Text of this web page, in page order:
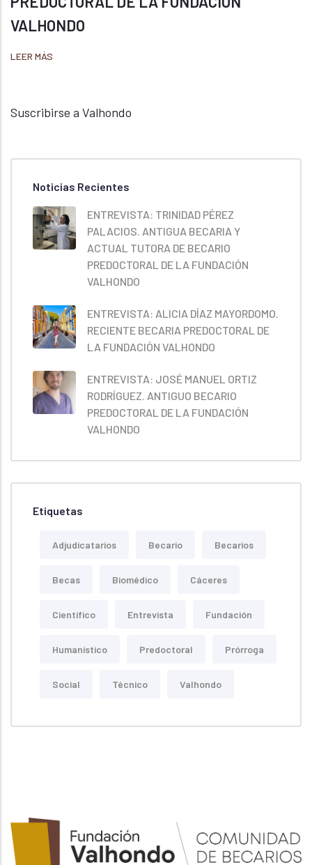
VALHONDO
LEER MÁS
Suscribirse a Valhondo
Noticias Recientes
ENTREVISTA: TRINIDAD PÉREZ
PALACIOS. ANTIGUA BECARIA Y
ACTUAL TUTORA DE BECARIO
PREDOCTORAL DE LA FUNDACIÓN
VALHONDO
ENTREVISTA: ALICIA DÍAZ MAYORDOMO.
RECIENTE BECARIA PREDOCTORAL DE
LA FUNDACIÓN VALHONDO
ENTREVISTA: JOSÉ MANUEL ORTIZ
RODRÍGUEZ. ANTIGUO BECARIO
PREDOCTORAL DE LA FUNDACIÓN
VALHONDO
Etiquetas
Adjudicatarios Becario Becarios
Becas Biomédico Cáceres
Científico Entrevista Fundación
Humanístico Predoctoral Prórroga
Social Técnico Valhondo